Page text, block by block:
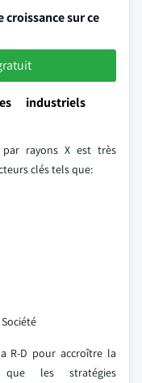
sur ce
industriels
par rayons X est très
clés tels que:
R-D pour accroître la
que les stratégies